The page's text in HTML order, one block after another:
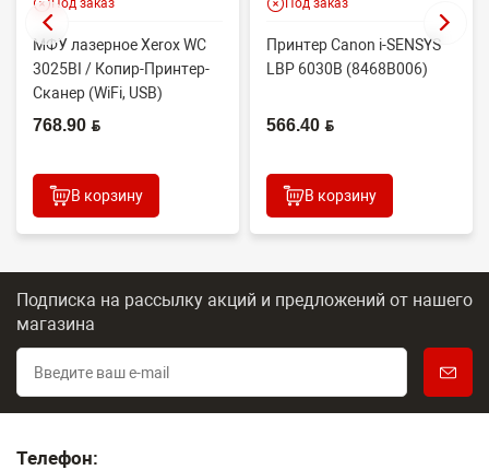
Под заказ
МФУ лазерное Xerox WC
3025BI / Копир-Принтер-
Сканер (WiFi, USB)
768.90 BYN
В корзину
Под заказ
Принтер Canon i-SENSYS
LBP 6030B (8468B006)
566.40 BYN
В корзину
Подписка на рассылку акций и предложений от нашего
магазина
Телефон: